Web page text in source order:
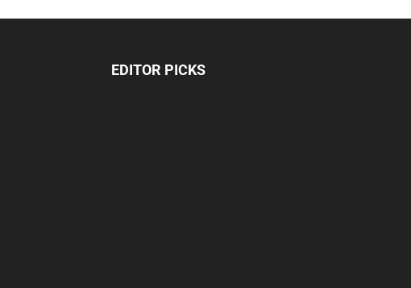
EDITOR PICKS